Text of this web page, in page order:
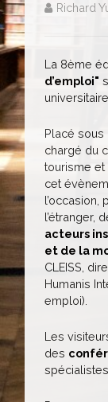
Richard
La 8ème
d’emploi"
Placé sous
chargé du
tourisme et
cet
l’occasion,
l’étranger,
acteurs
et de la
CLEISS,
Humanis
emploi).
Les
des
spécialistes